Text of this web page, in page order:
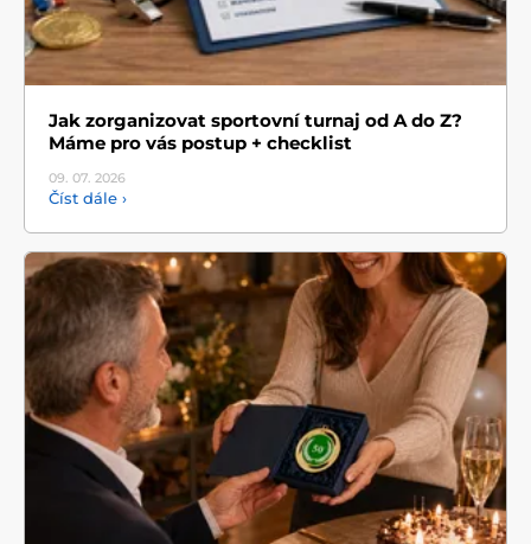
Jak zorganizovat sportovní turnaj od A do Z?
Máme pro vás postup + checklist
09. 07. 2026
Číst dále ›